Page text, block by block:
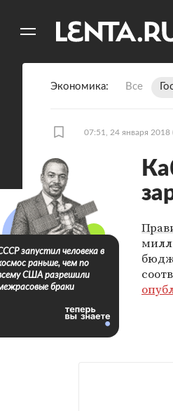
Экономика Все
07:51, 24 января 2018
запустил человека в
раньше, чем по
США разрешили
браки